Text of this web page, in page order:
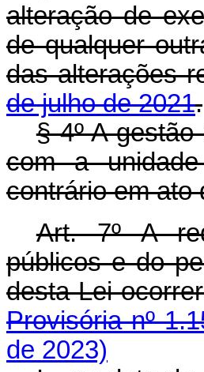
alteração de
de qualquer
das alterações
de julho de 2021.
§ 4º A
com a
contrário em ato
Art. 7º A
públicos e do
desta Lei
Provisória nº
de 2023)